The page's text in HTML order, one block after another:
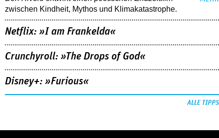
zwischen Kindheit, Mythos und Klimakatastrophe.
Netflix: »I am Frankelda«
Crunchyroll: »The Drops of God«
Disney+: »Furious«
ALLE TIPPS